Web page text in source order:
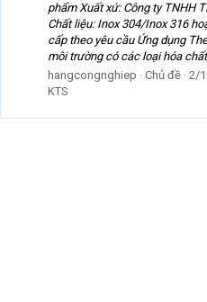
phẩm Xuất xứ: Công ty TNHH
Chất liệu: Inox 304/Inox 316
cấp theo yêu cầu Ứng dụng
môi trường có các loại hóa
hangcongnghiep
Chủ đề 2/
KTS